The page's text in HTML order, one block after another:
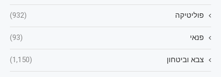
פוליטיקה (932)
פנאי (93)
צבא וביטחון (1,150)